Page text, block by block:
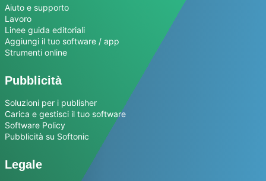
Aiuto e supporto
Lavoro
Linee guida editoriali
Aggiungi il tuo software / app
Strumenti online
Pubblicità
Soluzioni per i publisher
Carica e gestisci il tuo software
Software Policy
Pubblicità su Softonic
Legale